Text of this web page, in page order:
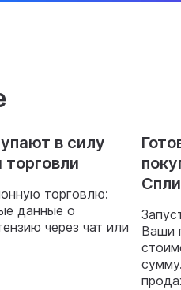
в силу
торговли
торговлю:
данные о
через чат или
Ваши